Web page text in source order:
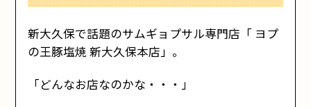
新大久保で話題のサムギョプサル専門店「 ヨプ
の王豚塩焼 新大久保本店」。
「どんなお店なのかな・・・」